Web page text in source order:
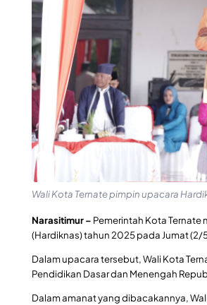
Wali Kota Ternate pimpin upacara
Narasitimur – Pemerintah Kota
(Hardiknas) tahun 2025 pada Jumat
Dalam upacara tersebut, Wali Kota
Pendidikan Dasar dan Menengah
Dalam amanat yang dibacakannya,